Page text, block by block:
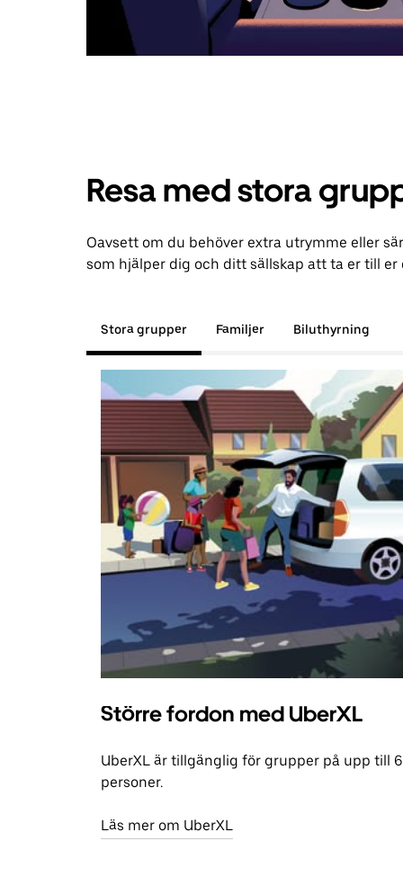
Resa med stora
Oavsett om du behöver extra utrymme eller
som hjälper dig och ditt sällskap att ta er till er
Stora grupper Familjer Biluthyrning
Större fordon med UberXL
UberXL är tillgänglig för grupper på upp till 6
personer.
Läs mer om UberXL